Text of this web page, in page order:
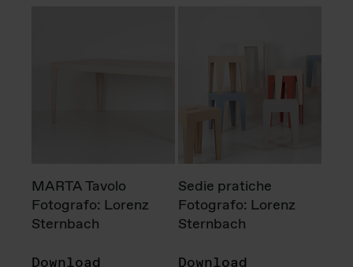
MARTA Tavolo
Fotografo: Lorenz
Sternbach
Download
Sedie pratiche
Fotografo: Lorenz
Sternbach
Download